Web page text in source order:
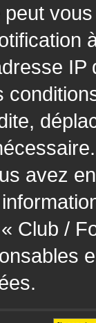
avez
Club /